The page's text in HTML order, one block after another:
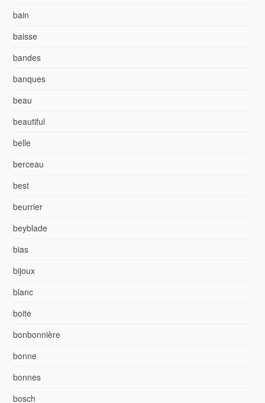
bain
baisse
bandes
banques
beau
beautiful
belle
berceau
best
beurrier
beyblade
bias
bijoux
blanc
boite
bonbonnière
bonne
bonnes
bosch